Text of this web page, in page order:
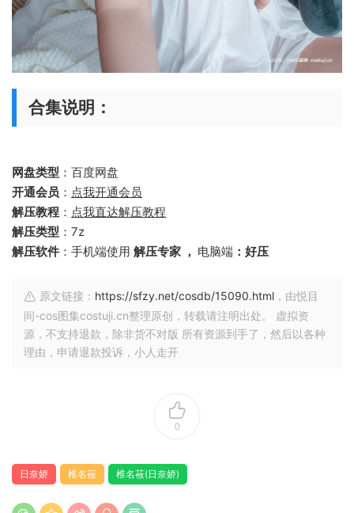
合集说明：
网盘类型 ：百度网盘
开通会员 ： 点我开通会员
解压教程 ： 点我直达解压教程
解压类型 ：7z
解压软件 ：手机端使用 解压专家 ， 电脑端 ：好压
原文链接： https://sfzy.net/cosdb/15090.html ，由悦目
间-cos图集costuji.cn整理原创，转载请注明出处。 虚拟资
源，不支持退款，除非货不对版 所有资源到手了，然后以各种
理由，申请退款投诉，小人走开
0
日奈娇 椎名莜 椎名莜(日奈娇)